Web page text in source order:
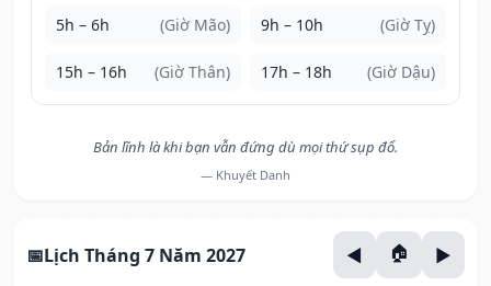
5h – 6h (Giờ Mão) 9h – 10h (Giờ Tỵ)
15h – 16h (Giờ Thân) 17h – 18h (Giờ Dậu)
Bản lĩnh là khi bạn vẫn đứng dù mọi thứ sụp đổ.
— Khuyết Danh
Lịch Tháng 7 Năm 2027